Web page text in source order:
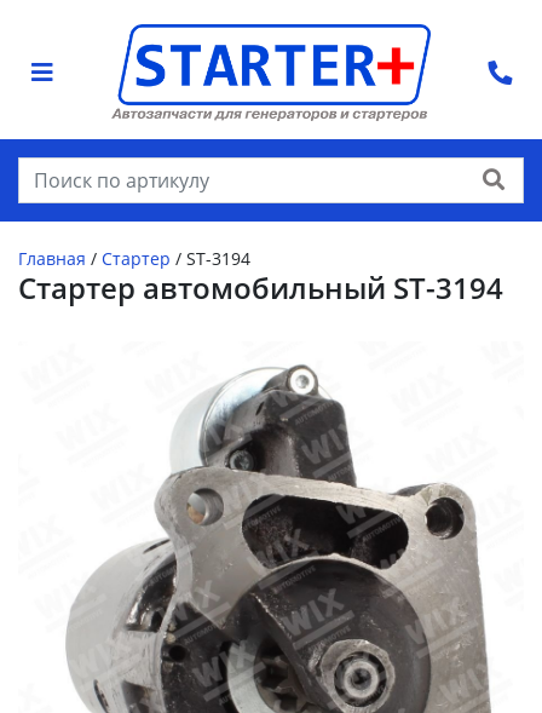
Найти
Главная / Стартер / ST-3194
Стартер автомобильный ST-3194